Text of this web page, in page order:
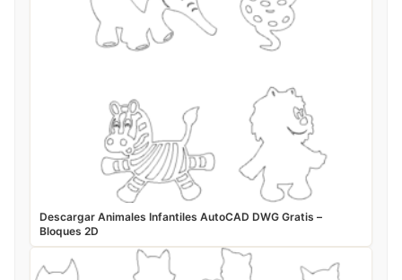
Descargar Animales Infantiles AutoCAD DWG Gratis –
Bloques 2D